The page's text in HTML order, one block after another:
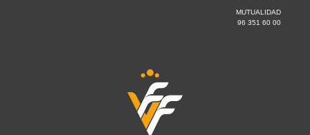
MUTUALIDAD
96 351 60 00